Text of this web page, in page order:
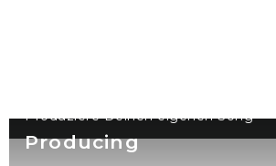
Producing
Produziere Deinen eigenen Song